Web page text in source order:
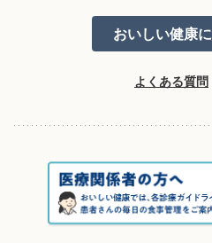
よくある質問